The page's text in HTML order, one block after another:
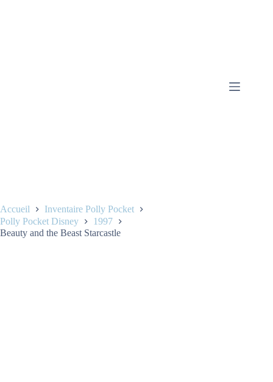
Accueil
Inventaire Polly Pocket
Polly Pocket Disney
1997
Beauty and the Beast Starcastle